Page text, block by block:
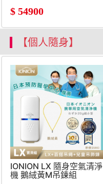
$ 54900
【個人隨身】
IONION LX 隨身空氣清淨
機 鵝絨黃M吊鍊組